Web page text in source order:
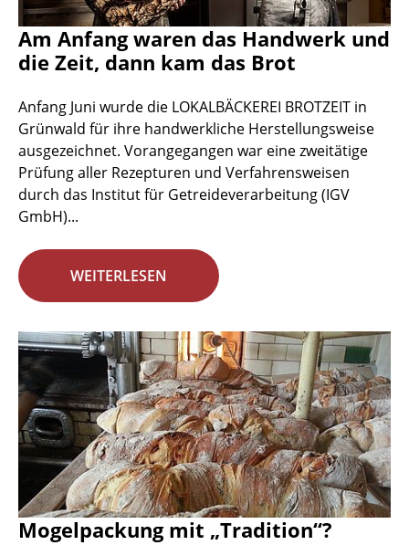
Am Anfang waren das Handwerk und
die Zeit, dann kam das Brot
Anfang Juni wurde die LOKALBÄCKEREI BROTZEIT in
Grünwald für ihre handwerkliche Herstellungsweise
ausgezeichnet. Vorangegangen war eine zweitätige
Prüfung aller Rezepturen und Verfahrensweisen
durch das Institut für Getreideverarbeitung (IGV
GmbH)...
WEITERLESEN
Mogelpackung mit „Tradition“?